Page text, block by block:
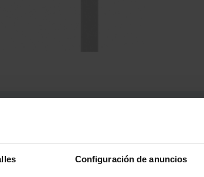
Configuración de anuncios
de Embajadores - Villaverde Cruce de